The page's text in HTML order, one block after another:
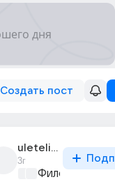
Создать пост
uleteli_navsegda
3г
Философский